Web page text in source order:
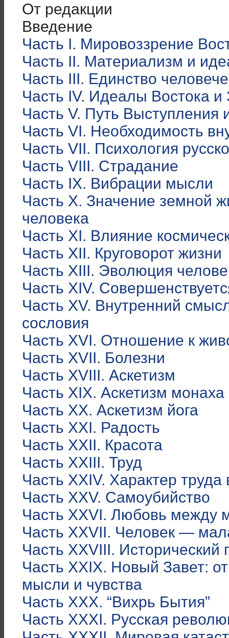
От редакции
Введение
Часть І. Мировоззрение
Часть II. Материализм и
Часть III. Единство
Часть IV. Идеалы Востока и
Часть V. Путь Выступления
Часть VI. Необходимость
Часть VII. Психология
Часть VIII. Страдание
Часть IX. Вибрации мысли
Часть X. Значение земной
человека
Часть XI. Влияние
Часть XII. Круговорот жизни
Часть XIII. Эволюция
Часть XIV.
Часть XV. Внутренний
сословия
Часть XVI. Отношение к
Часть XVII. Болезни
Часть XVIII. Аскетизм
Часть XIX. Аскетизм монаха
Часть XX. Аскетизм йога
Часть XXI. Радость
Часть XXII. Красота
Часть XXIII. Труд
Часть XXIV. Характер
Часть XXV. Самоубийство
Часть XXVI. Любовь между
Часть XXVII. Человек —
Часть XXVIII. Исторический
Часть XXIX. Новый Завет:
мысли и чувства
Часть XXX. “Вихрь Бытия”
Часть XXXI. Русская